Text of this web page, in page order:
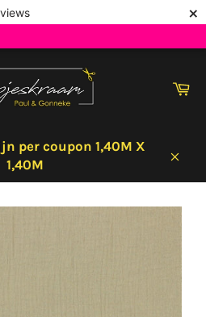
×
per coupon 1,40M X
1,40M